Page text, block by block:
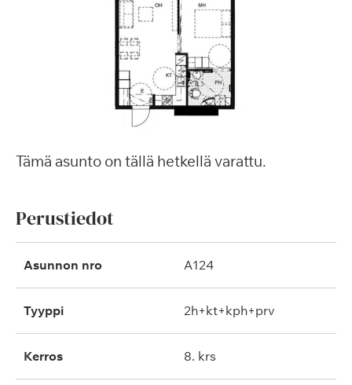
Tämä asunto on tällä hetkellä varattu.
Perustiedot
Asunnon nro A124
Tyyppi 2h+kt+kph+prv
Kerros 8. krs